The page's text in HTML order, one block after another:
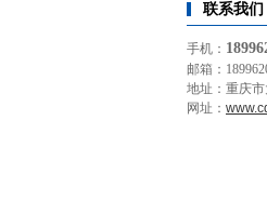
联系我们
手机：
邮箱：
地址：重庆
网址：